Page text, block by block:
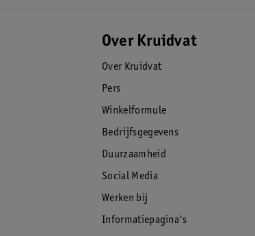
Over Kruidvat
Over Kruidvat
Pers
Winkelformule
Bedrijfsgegevens
Duurzaamheid
Social Media
Werken bij
Informatiepagina's